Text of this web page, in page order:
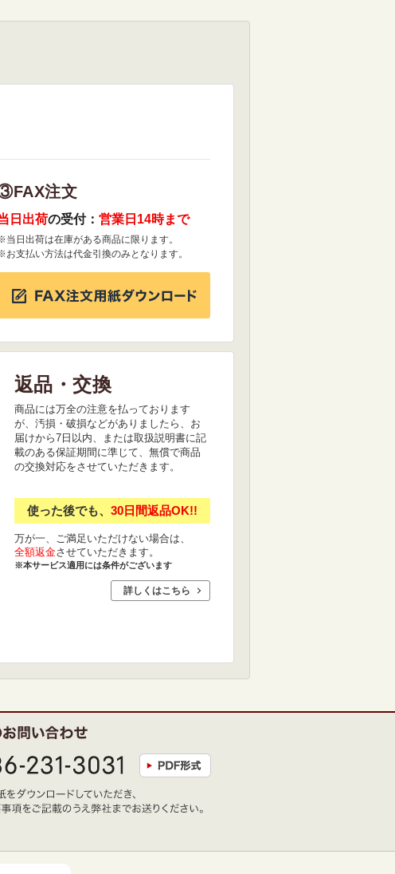
注文
日出荷の受付： 営業日14時まで
当日出荷は在庫がある商品に限ります。
お支払い方法は代金引換のみとなります。
返品・交換
商品には万全の注意を払っております
が、汚損・破損などがありましたら、お
届けから7日以内、または取扱説明書に記
載のある保証期間に準じて、無償で商品
の交換対応をさせていただきます。
使った後でも、 30日間返品OK!!
万が一、ご満足いただけない場合は、
全額返金させていただきます。
※本サービス適用には条件がございます
詳しくはこちら